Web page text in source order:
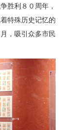
胜利８０周年，
特殊历史记忆的
，吸引众多市民